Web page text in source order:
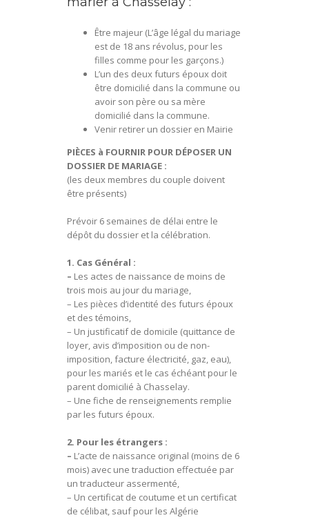
Être majeur (L’âge légal du mariage
est de 18 ans révolus, pour les
filles comme pour les garçons.)
L’un des deux futurs époux doit
être domicilié dans la commune ou
avoir son père ou sa mère
domicilié dans la commune.
Venir retirer un dossier en Mairie
PIÈCES à FOURNIR POUR DÉPOSER UN
DOSSIER DE MARIAGE :
(les deux membres du couple doivent
être présents)
Prévoir 6 semaines de délai entre le
dépôt du dossier et la célébration.
1. Cas Général :
– Les actes de naissance de moins de
trois mois au jour du mariage,
– Les pièces d’identité des futurs époux
et des témoins,
– Un justificatif de domicile (quittance de
loyer, avis d’imposition ou de non-
imposition, facture électricité, gaz, eau),
pour les mariés et le cas échéant pour le
parent domicilié à Chasselay.
– Une fiche de renseignements remplie
par les futurs époux.
2. Pour les étrangers :
– L’acte de naissance original (moins de 6
mois) avec une traduction effectuée par
un traducteur assermenté,
– Un certificat de coutume et un certificat
de célibat, sauf pour les Algérie